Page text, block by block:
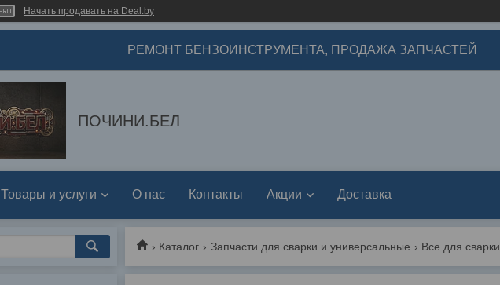
Начать продавать на Deal.by
РЕМОНТ БЕНЗОИНСТРУМЕНТА, ПРОДАЖА ЗАПЧАСТЕЙ
ПОЧИНИ.БЕЛ
Товары и услуги О нас Контакты Акции Доставка
Каталог Запчасти для сварки и универсальные Все для сварки